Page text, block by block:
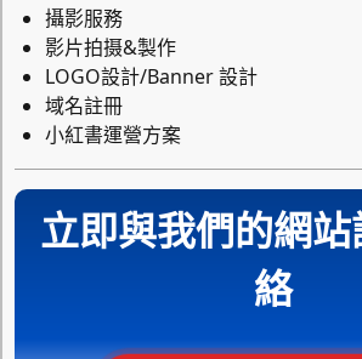
攝影服務
影片拍摄&製作
LOGO設計/Banner 設計
域名註冊
小紅書運營方案
立即與我們的網
絡